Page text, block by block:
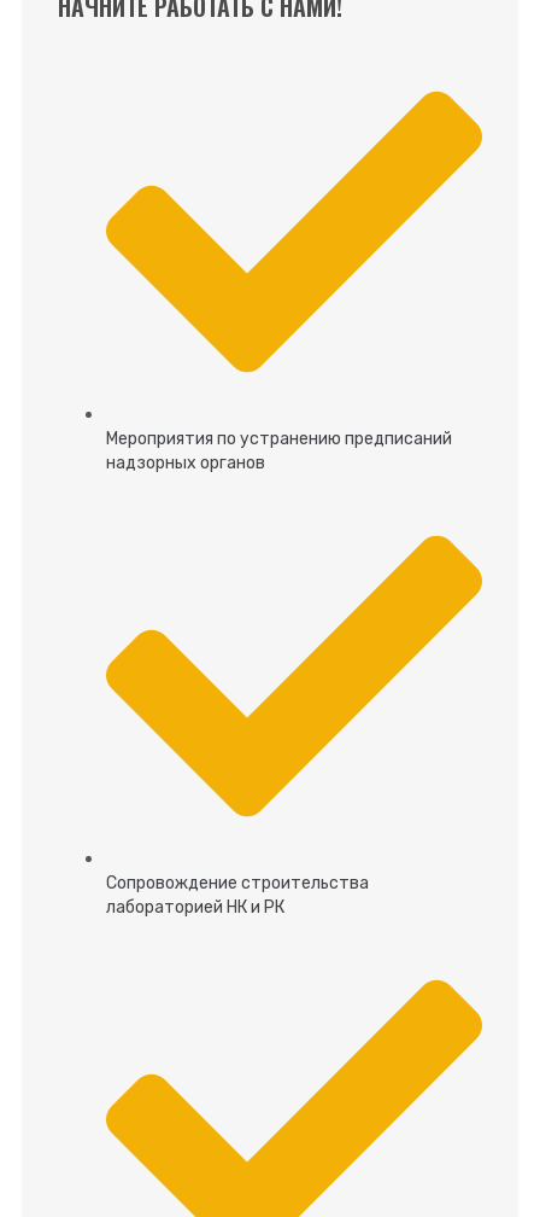
Мероприятия по устранению предписаний
надзорных органов
Сопровождение строительства
лабораторией НК и РК